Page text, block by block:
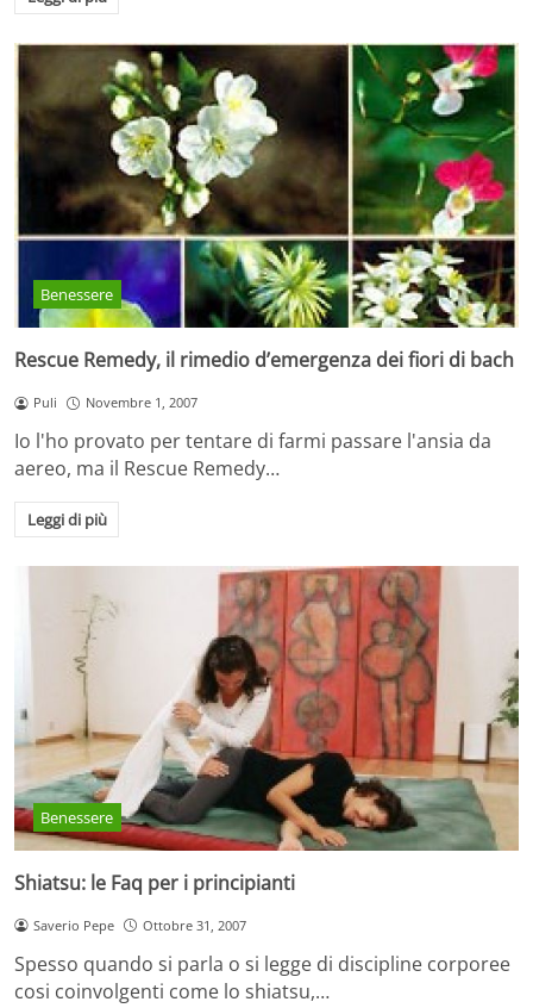
Benessere
Rescue Remedy, il rimedio d’emergenza dei fiori di bach
Puli Novembre 1, 2007
Io l'ho provato per tentare di farmi passare l'ansia da
aereo, ma il Rescue Remedy…
Leggi di più
Benessere
Shiatsu: le Faq per i principianti
Saverio Pepe Ottobre 31, 2007
Spesso quando si parla o si legge di discipline corporee
cosi coinvolgenti come lo shiatsu,…